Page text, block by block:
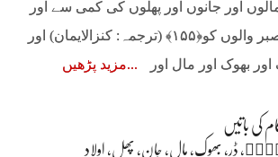
اور جانوں اور پھلوں کی کمی سے اور
خوشخبری سنا ان صبر والوں کو﴿۱۵۵﴾ (ترجمہ: کنزالایمان) اور
بھوک اور مال اور
مزید پڑھیں
کی باتیں
ڈر، بھوک، مال، جان، پھل، اولاد